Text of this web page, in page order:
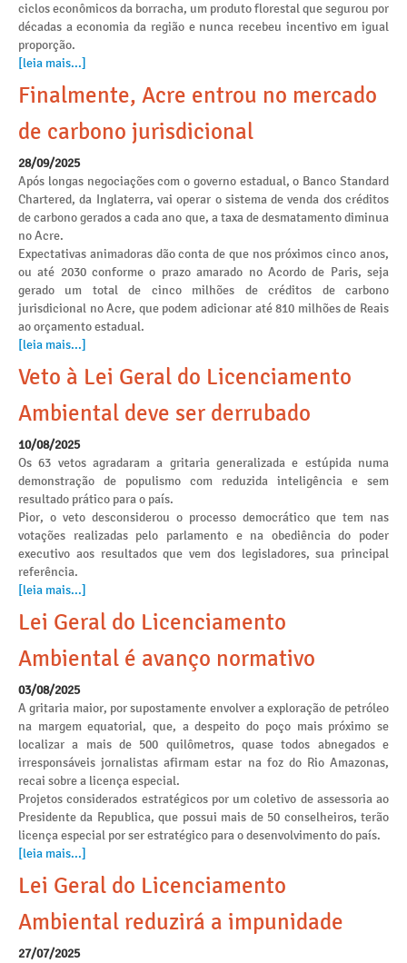
ciclos econômicos da borracha, um produto florestal que segurou por
décadas a economia da região e nunca recebeu incentivo em igual
proporção.
[leia mais...]
Finalmente, Acre entrou no mercado
de carbono jurisdicional
28/09/2025
Após longas negociações com o governo estadual, o Banco Standard
Chartered, da Inglaterra, vai operar o sistema de venda dos créditos
de carbono gerados a cada ano que, a taxa de desmatamento diminua
no Acre.
Expectativas animadoras dão conta de que nos próximos cinco anos,
ou até 2030 conforme o prazo amarado no Acordo de Paris, seja
gerado um total de cinco milhões de créditos de carbono
jurisdicional no Acre, que podem adicionar até 810 milhões de Reais
ao orçamento estadual.
[leia mais...]
Veto à Lei Geral do Licenciamento
Ambiental deve ser derrubado
10/08/2025
Os 63 vetos agradaram a gritaria generalizada e estúpida numa
demonstração de populismo com reduzida inteligência e sem
resultado prático para o país.
Pior, o veto desconsiderou o processo democrático que tem nas
votações realizadas pelo parlamento e na obediência do poder
executivo aos resultados que vem dos legisladores, sua principal
referência.
[leia mais...]
Lei Geral do Licenciamento
Ambiental é avanço normativo
03/08/2025
A gritaria maior, por supostamente envolver a exploração de petróleo
na margem equatorial, que, a despeito do poço mais próximo se
localizar a mais de 500 quilômetros, quase todos abnegados e
irresponsáveis jornalistas afirmam estar na foz do Rio Amazonas,
recai sobre a licença especial.
Projetos considerados estratégicos por um coletivo de assessoria ao
Presidente da Republica, que possui mais de 50 conselheiros, terão
licença especial por ser estratégico para o desenvolvimento do país.
[leia mais...]
Lei Geral do Licenciamento
Ambiental reduzirá a impunidade
27/07/2025